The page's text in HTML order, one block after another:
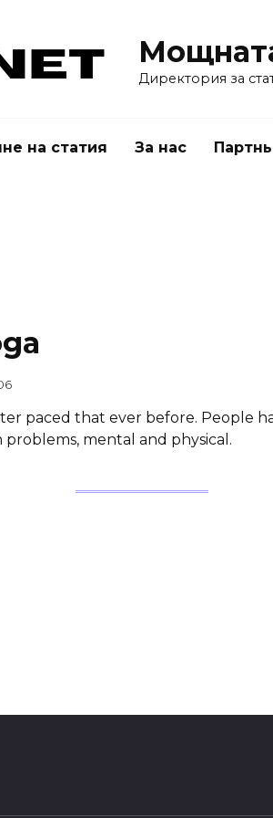
Директория за
на статия За нас
paced that ever before. People
mental and physical.